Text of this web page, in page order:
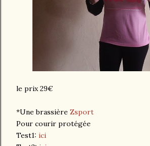
le prix 29€
*Une brassière Zsport
Pour courir protégée
Test1: ici